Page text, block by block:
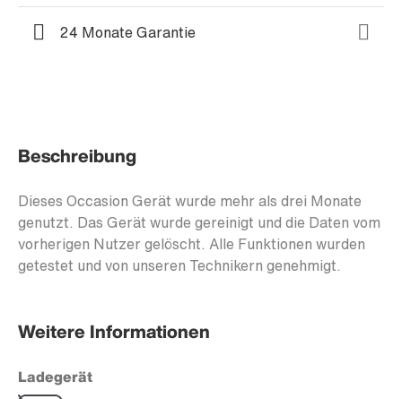
24 Monate Garantie
Beschreibung
Dieses Occasion Gerät wurde mehr als drei Monate
genutzt. Das Gerät wurde gereinigt und die Daten vom
vorherigen Nutzer gelöscht. Alle Funktionen wurden
getestet und von unseren Technikern genehmigt.
Weitere Informationen
Ladegerät